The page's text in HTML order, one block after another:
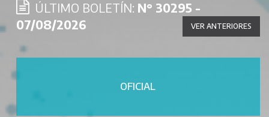
ÚLTIMO BOLETÍN: N° 30295 -
07/08/2026
VER ANTERIORES
OFICIAL